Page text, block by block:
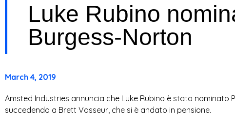
I
D
S
Luke Rubino
Burgess-Norton
March 4, 2019
Amsted Industries annuncia che Luke Rubino è stato nominato
succedendo a Brett Vasseur, che si è andato in pensione.